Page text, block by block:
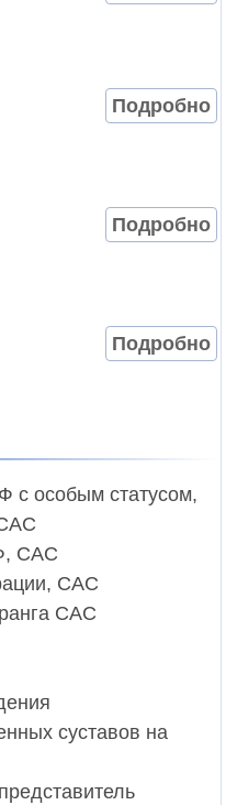
Подробно
Подробно
Подробно
c особым статусом,
CAC
CAC
CAC
суставов на